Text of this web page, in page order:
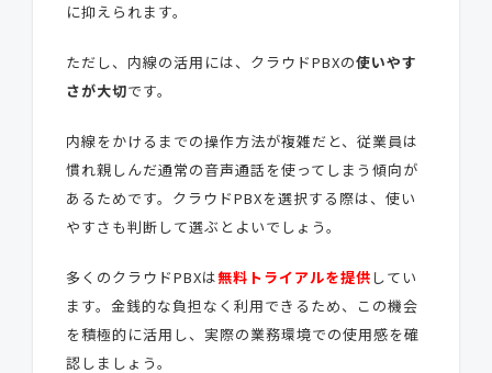
に抑えられます。
ただし、内線の活用には、クラウドPBXの使いやす
さが大切です。
内線をかけるまでの操作方法が複雑だと、従業員は
慣れ親しんだ通常の音声通話を使ってしまう傾向が
あるためです。クラウドPBXを選択する際は、使い
やすさも判断して選ぶとよいでしょう。
多くのクラウドPBXは無料トライアルを提供 してい
ます。金銭的な負担なく利用できるため、この機会
を積極的に活用し、実際の業務環境での使用感を確
認しましょう。